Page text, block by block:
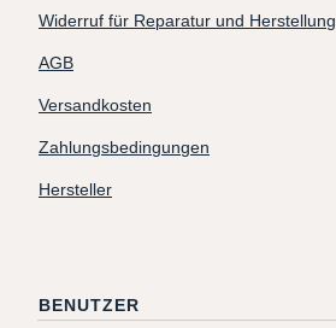
Widerruf für Reparatur und Herstellung
AGB
Versandkosten
Zahlungsbedingungen
Hersteller
BENUTZER